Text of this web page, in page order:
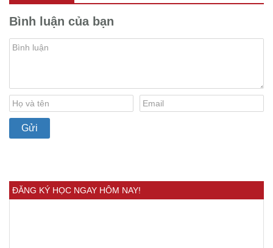
Bình luận của bạn
ĐĂNG KÝ HỌC NGAY HÔM NAY!